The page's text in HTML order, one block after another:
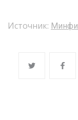
Источник: